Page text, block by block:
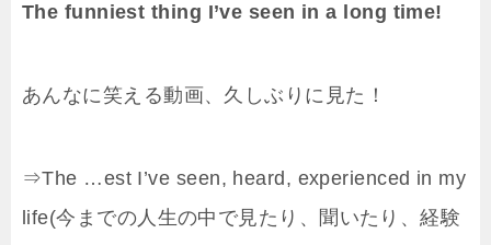
The funniest thing I’ve seen in a long time!
あんなに笑える動画、久しぶりに見た！
⇒The …est I’ve seen, heard, experienced in my
life(今までの人生の中で見たり、聞いたり、経験